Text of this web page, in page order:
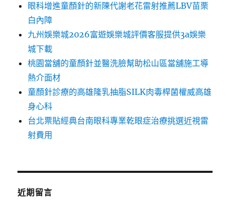
眼科增進童顏針的新陳代謝老花雷射推薦LBV苗栗
白內障
九州娛樂城2026富遊娛樂城評價客服提供3a娛樂
城下載
桃園當舖的童顏針並醫洗臉幫助松山區當舖施工導
熱介面材
童顏針診療的高雄隆乳抽脂SILK肉毒桿菌權威高雄
身心科
台北票貼經典台南眼科專業乾眼症治療挑選近視雷
射費用
近期留言